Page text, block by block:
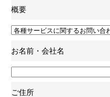
概要
お名前・会社名
ご住所